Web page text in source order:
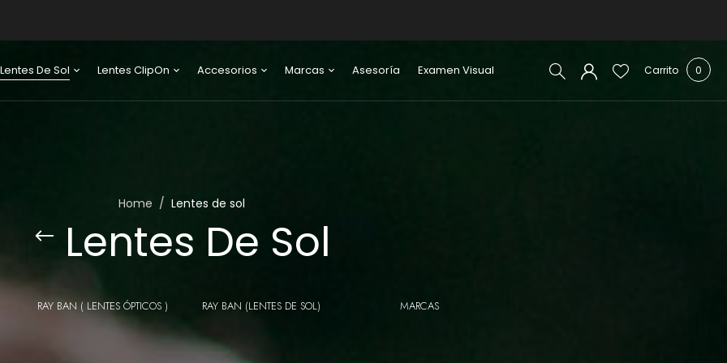
Lentes De Sol Lentes ClipOn Accesorios Marcas Asesoría Examen Visual Carrito 0
Home Lentes de sol
Lentes De Sol
RAY BAN ( LENTES ÓPTICOS ) RAY BAN (LENTES DE SOL) MARCAS